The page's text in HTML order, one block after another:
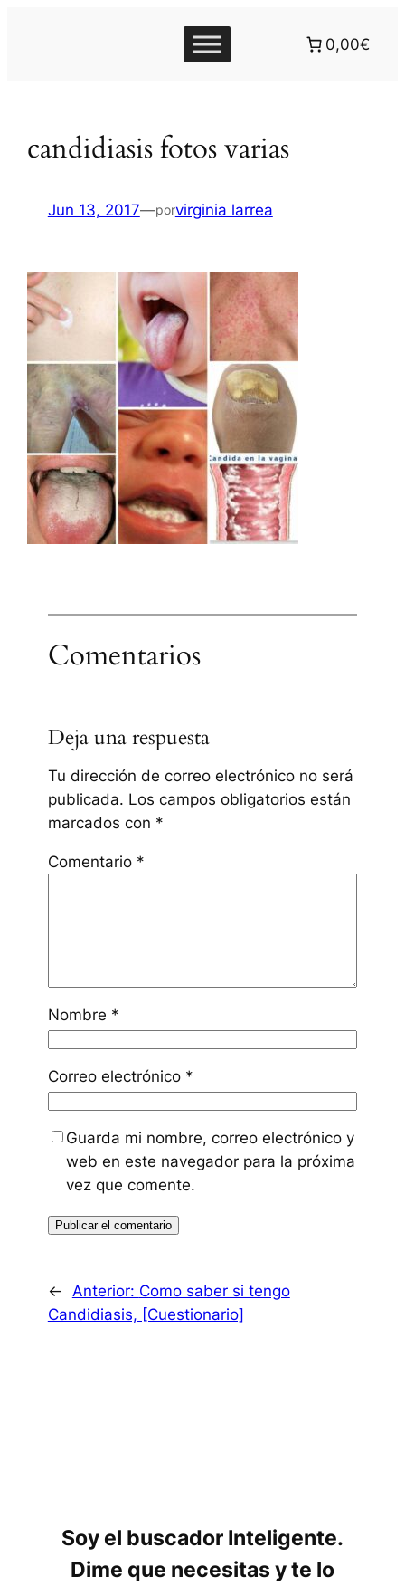
0,00€
candidiasis fotos varias
Jun 13, 2017—porvirginia larrea
Comentarios
Deja una respuesta
Tu dirección de correo electrónico no será
publicada. Los campos obligatorios están
marcados con *
Comentario *
Nombre *
Correo electrónico *
Guarda mi nombre, correo electrónico y
web en este navegador para la próxima
vez que comente.
← Anterior: Como saber si tengo
Candidiasis, [Cuestionario]
Soy el buscador Inteligente.
Dime que necesitas y te lo